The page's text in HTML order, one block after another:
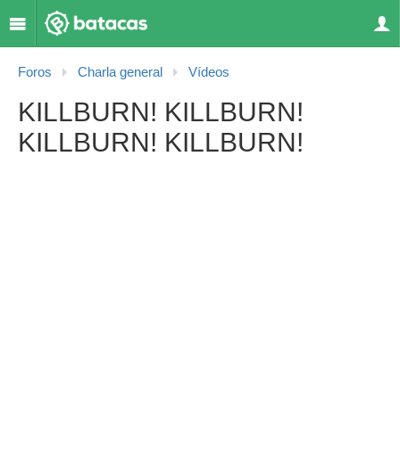
Foros Charla general Vídeos
KILLBURN! KILLBURN!
KILLBURN! KILLBURN!